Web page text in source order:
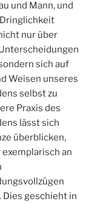
und Mann, und
nur über
sich auf
Weisen unseres
selbst zu
Praxis des
lässt sich
überblicken,
an
geschieht in